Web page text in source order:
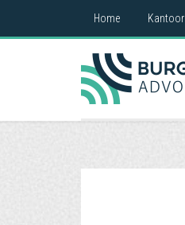
Home Kantoor